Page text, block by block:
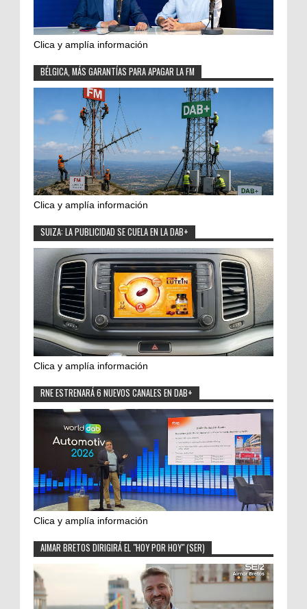
Clica y amplía información
BÉLGICA, MÁS GARANTÍAS PARA APAGAR LA FM
Clica y amplía información
SUIZA: LA PUBLICIDAD SE CUELA EN LA DAB+
Clica y amplía información
RNE ESTRENARÁ 6 NUEVOS CANALES EN DAB+
Clica y amplía información
AIMAR BRETOS DIRIGIRÁ EL "HOY POR HOY" (SER)